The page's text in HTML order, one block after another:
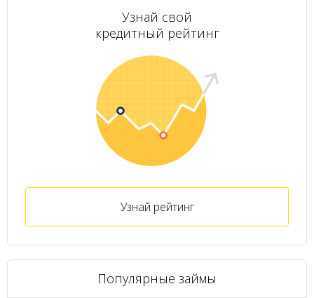
Узнай свой
кредитный рейтинг
Узнай рейтинг
Популярные займы